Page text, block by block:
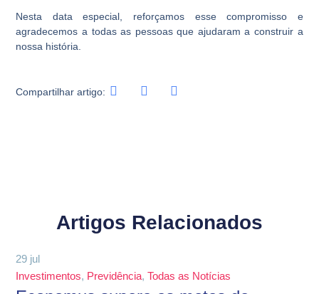
Nesta data especial, reforçamos esse compromisso e
agradecemos a todas as pessoas que ajudaram a construir a
nossa história.
Compartilhar artigo:
Artigos Relacionados
29 jul
Investimentos, Previdência,Todas as Notícias